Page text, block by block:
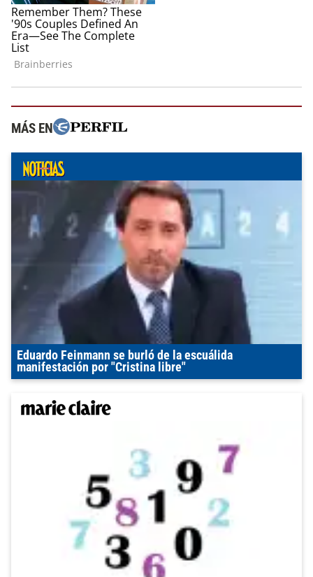
MÁS EN
Eduardo Feinmann se burló de la escuálida
manifestación por "Cristina libre"